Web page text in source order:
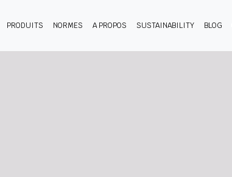
PRODUITS NORMES A PROPOS SUSTAINABILITY BLOG